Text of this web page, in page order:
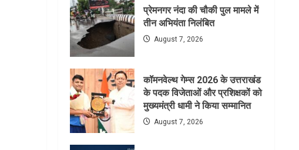
प्रेमनगर नंदा की चौकी पुल मामले में
तीन अभियंता निलंबित
August 7, 2026
कॉमनवेल्थ गेम्स 2026 के उत्तराखंड
के पदक विजेताओं और प्रशिक्षकों को
मुख्यमंत्री धामी ने किया सम्मानित
August 7, 2026